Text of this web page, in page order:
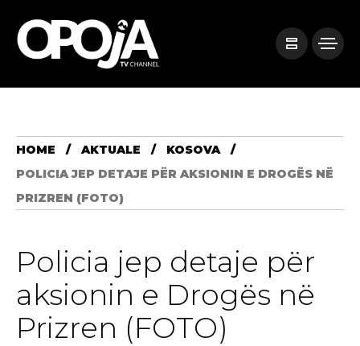
HOME AKTUALE
KOSOVA
POLICIA JEP DETAJE PËR AKSIONIN E DROGËS NË
PRIZREN (FOTO)
Policia jep detaje për
aksionin e Drogës në
Prizren (FOTO)